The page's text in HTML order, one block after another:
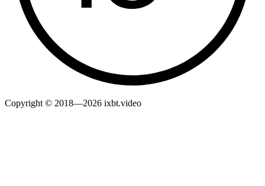
Copyright © 2018—2026 ixbt.video